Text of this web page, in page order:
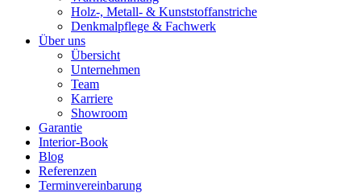
Holz-, Metall- & Kunststoffanstriche
Denkmalpflege & Fachwerk
Über uns
Übersicht
Unternehmen
Team
Karriere
Showroom
Garantie
Interior-Book
Blog
Referenzen
Terminvereinbarung